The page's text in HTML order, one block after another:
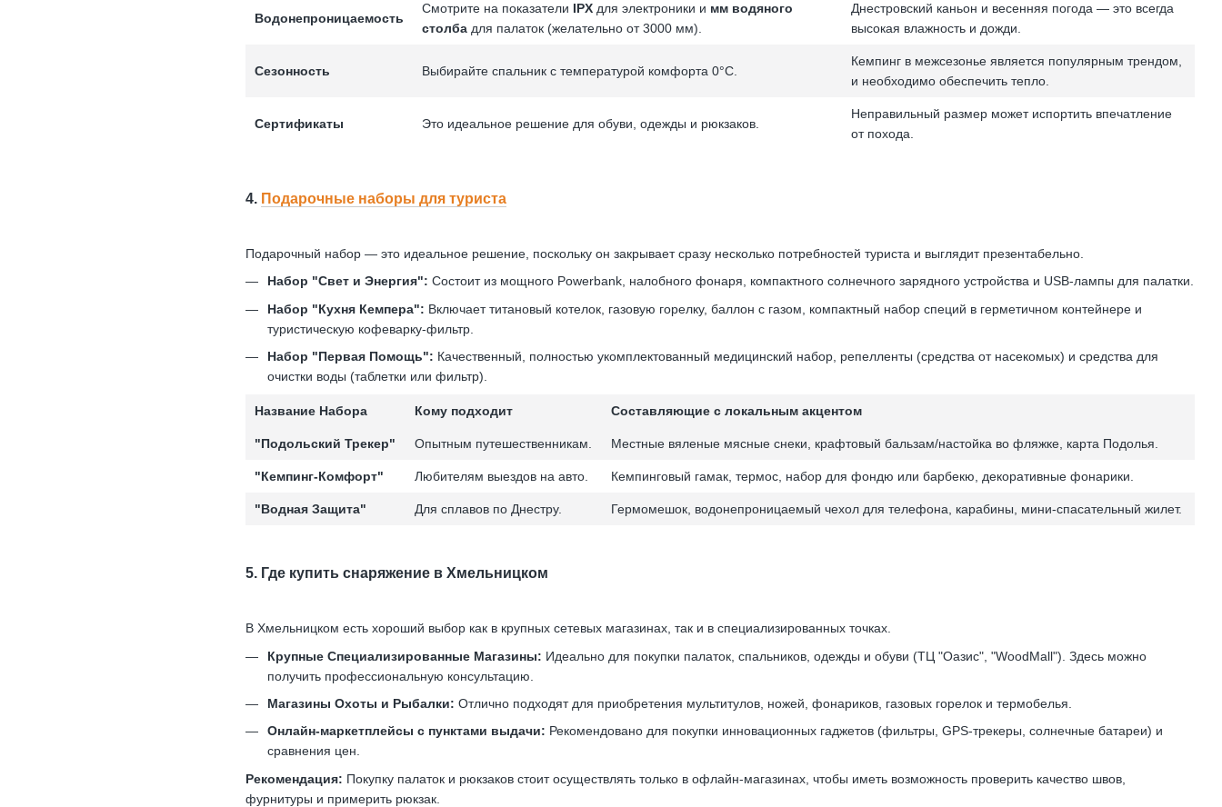
Водонепроницаемость
Смотрите на показатели IPX для электроники и мм водяного
столба для палаток (желательно от 3000 мм).
Днестровский каньон и весенняя погода — это всегда
высокая влажность и дожди.
Сезонность Выбирайте спальник с температурой комфорта 0°C.
Кемпинг в межсезонье является популярным трендом,
и необходимо обеспечить тепло.
Сертификаты Это идеальное решение для обуви, одежды и рюкзаков.
Неправильный размер может испортить впечатление
от похода.
4. Подарочные наборы для туриста
Подарочный набор — это идеальное решение, поскольку он закрывает сразу несколько потребностей туриста и выглядит презентабельно.
Набор "Свет и Энергия": Состоит из мощного Powerbank, налобного фонаря, компактного солнечного зарядного устройства и USB-лампы для палатки.
Набор "Кухня Кемпера": Включает титановый котелок, газовую горелку, баллон с газом, компактный набор специй в герметичном контейнере и
туристическую кофеварку-фильтр.
Набор "Первая Помощь": Качественный, полностью укомплектованный медицинский набор, репелленты (средства от насекомых) и средства для
очистки воды (таблетки или фильтр).
Название Набора Кому подходит Составляющие с локальным акцентом
"Подольский Трекер" Опытным путешественникам. Местные вяленые мясные снеки, крафтовый бальзам/настойка во фляжке, карта Подолья.
"Кемпинг-Комфорт" Любителям выездов на авто. Кемпинговый гамак, термос, набор для фондю или барбекю, декоративные фонарики.
"Водная Защита" Для сплавов по Днестру. Гермомешок, водонепроницаемый чехол для телефона, карабины, мини-спасательный жилет.
5. Где купить снаряжение в Хмельницком
В Хмельницком есть хороший выбор как в крупных сетевых магазинах, так и в специализированных точках.
Крупные Специализированные Магазины: Идеально для покупки палаток, спальников, одежды и обуви (ТЦ "Оазис", "WoodMall"). Здесь можно
получить профессиональную консультацию.
Магазины Охоты и Рыбалки: Отлично подходят для приобретения мультитулов, ножей, фонариков, газовых горелок и термобелья.
Онлайн-маркетплейсы с пунктами выдачи: Рекомендовано для покупки инновационных гаджетов (фильтры, GPS-трекеры, солнечные батареи) и
сравнения цен.
Рекомендация: Покупку палаток и рюкзаков стоит осуществлять только в офлайн-магазинах, чтобы иметь возможность проверить качество швов,
фурнитуры и примерить рюкзак.